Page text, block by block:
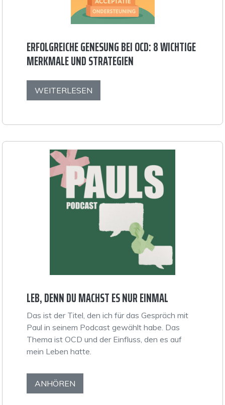
ERFOLGREICHE GENESUNG BEI OCD: 8 WICHTIGE
MERKMALE UND STRATEGIEN
WEITERLESEN
LEB, DENN DU MACHST ES NUR EINMAL
Das ist der Titel, den ich für das Gespräch mit
Paul in seinem Podcast gewählt habe. Das
Thema ist OCD und der Einfluss, den es auf
mein Leben hatte.
ANHÖREN